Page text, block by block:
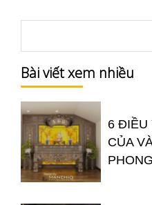
Bài viết xem nhiều
6 ĐIỀU
CỦA